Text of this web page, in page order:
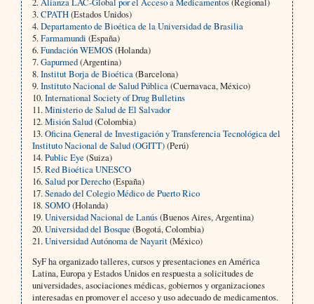
3.CPATH(Estados Unidos)
4.Departamento de Bioética de la Universidad de Brasilia
5.Farmamundi (España)
6.Fundación WEMOS(Holanda)
7.Gapurmed(Argentina)
8.Institut Borja de Bioética(Barcelona)
9.Instituto Nacional de Salud Pública(Cuernavaca, México)
10.International Society of Drug Bulletins
11.Ministerio de Salud de El Salvador
12.Misión Salud(Colombia)
13.Oficina General de Investigación y Transferencia Tecnológica del
Instituto Nacional de Salud (OGITT)(Perú)
14.Public Eye (Suiza)
15.Red Bioética UNESCO
16.Salud por Derecho(España)
17.Senado del Colegio Médico de Puerto Rico
18.SOMO(Holanda)
19.Universidad Nacional de Lanús(Buenos Aires, Argentina)
20.Universidad del Bosque (Bogotá, Colombia)
21.Universidad Autónoma de Nayarit(México)
SyF ha organizado talleres, cursos y presentaciones en América
Latina, Europa y Estados Unidos en respuesta a solicitudes de
universidades, asociaciones médicas, gobiernos y organizaciones
interesadas en promover el acceso y uso adecuado de medicamentos.